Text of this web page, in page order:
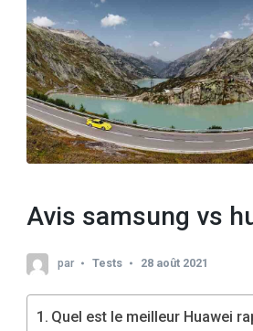
Avis samsung vs
par Tests 28 août 2021
Quel est le meilleur Huawei